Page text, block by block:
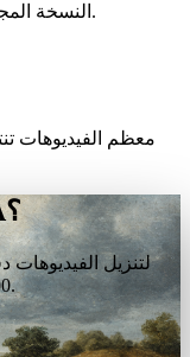
النسخة المجانية تدعم ملفات حتى 2 جيجابايت لكل ملف.
معظم الفيديوهات
تحتاج أكثر من MKV إلى M4A؟
1000 منصة. مجاني تمامًا بلا تسجيل أو حساب.